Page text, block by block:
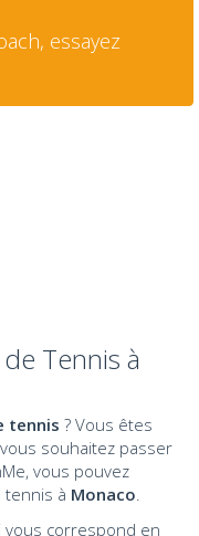
essayez
Tennis à
tennis ? Vous êtes
souhaitez passer
vous pouvez
à Monaco.
vous correspond en